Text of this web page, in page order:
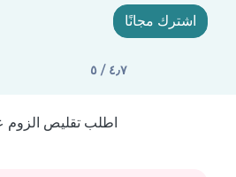
اشترك مجانًا
٤٫٧ / ٥
اطلب تقليص الزوم